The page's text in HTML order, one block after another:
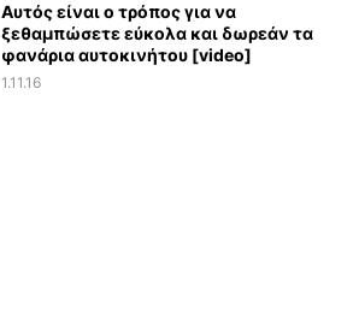
Αυτός είναι ο τρόπος για να
ξεθαμπώσετε εύκολα και δωρεάν τα
φανάρια αυτοκινήτου [video]
1.11.16